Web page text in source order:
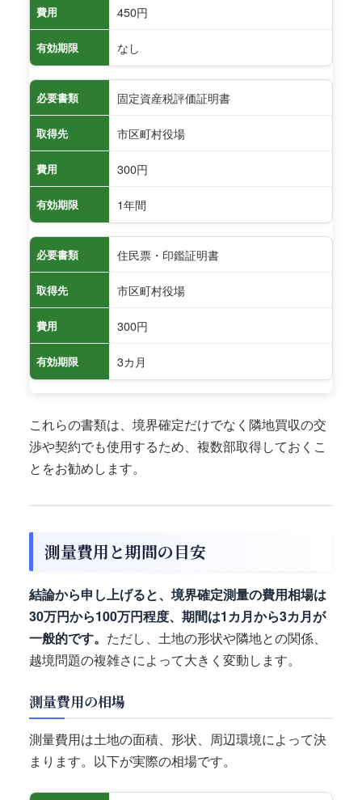
費用 450円
有効期限 なし
必要書類 固定資産税評価証明書
取得先 市区町村役場
費用 300円
有効期限 1年間
必要書類 住民票・印鑑証明書
取得先 市区町村役場
費用 300円
有効期限 3カ月
これらの書類は、境界確定だけでなく隣地買収の交
渉や契約でも使用するため、複数部取得しておくこ
とをお勧めします。
測量費用と期間の目安
結論から申し上げると、境界確定測量の費用相場は
30万円から100万円程度、期間は1カ月から3カ月が
一般的です。 ただし、土地の形状や隣地との関係、
越境問題の複雑さによって大きく変動します。
測量費用の相場
測量費用は土地の面積、形状、周辺環境によって決
まります。以下が実際の相場です。